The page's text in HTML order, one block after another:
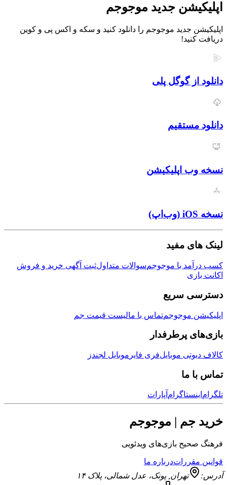
اپلیکیشن جدید موجوجم
اپلیکیشن جدید موجوجم را دانلود کنید و سکه و اکس پی و کوین
دریافت کنید!
دانلود از گوگل پلی
دانلود مستقیم
نسخه وب اپلیکیشن
نسخه iOS (وب‌اپ)
لینک های مفید
کسب درآمد با موجوجمسوالات متداولثبت آگهی خرید و فروش
اکانت بازی
دسترسی سریع
اپلیکیشن موجوجمتماس با مالیست قیمت جم
بازی‌های پرطرفدار
کالاف دیوتی موبایلفری فایر موبایل لجندز
تماس با ما
تلگرام اینستاگرام آپارات
خرید جم | موجوجم
فرهنگ صحیح بازی‌های ویدئویی
قوانین مقرراتدرباره ما
آدرس:
تهران ,پونک، عدل شمالی، پلاک ۱۴